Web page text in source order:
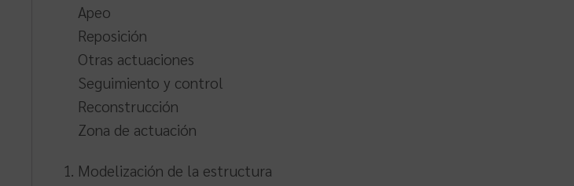
Apeo
Reposición
Otras actuaciones
Seguimiento y control
Reconstrucción
Zona de actuación
Modelización de la estructura